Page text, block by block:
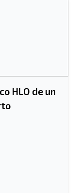
HLO de un